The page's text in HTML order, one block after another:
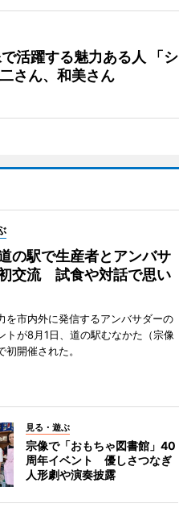
活躍する魅力ある人 「シ
さん、和美さん
の駅で生産者とアンバサ
交流 試食や対話で思い
を市内外に発信するアンバサダーの
トが8月1日、道の駅むなかた（宗像
初開催された。
見る・遊ぶ
宗像で「おもちゃ図書館」40
周年イベント 優しさつなぎ
人形劇や演奏披露